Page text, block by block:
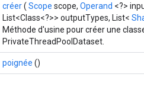
créer( Scope scope, Operand <?>
List<Class<?>> outputTypes, List<
Méthode d'usine pour créer une
PrivateThreadPoolDataset.
poignée ()